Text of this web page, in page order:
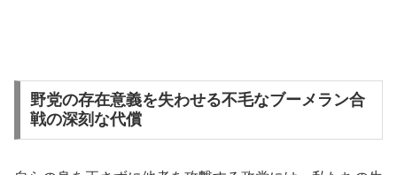
野党の存在意義を失わせる不毛なブーメラン合
戦の深刻な代償